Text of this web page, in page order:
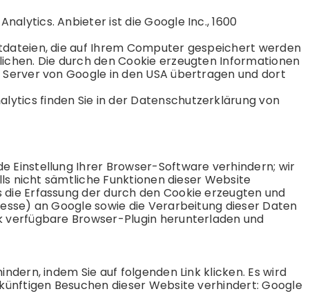
Anbieter ist die Google Inc., 1600
die auf Ihrem Computer gespeichert werden
Die durch den Cookie erzeugten Informationen
von Google in den USA übertragen und dort
finden Sie in der Datenschutzerklärung von
Einstellung Ihrer Browser-Software verhindern; wir
nicht sämtliche Funktionen dieser Website
Erfassung der durch den Cookie erzeugten und
an Google sowie die Verarbeitung dieser Daten
verfügbare Browser-Plugin herunterladen und
indem Sie auf folgenden Link klicken. Es wird
Besuchen dieser Website verhindert: Google